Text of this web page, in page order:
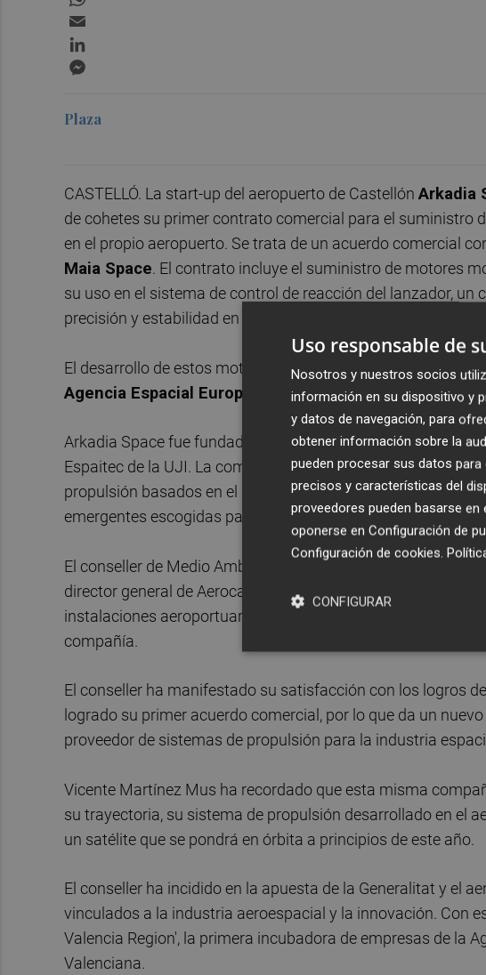
Plaza
CASTELLÓ. La start-up del aeropuerto de Castellón Arkadia
de cohetes su primer contrato comercial para el suministro
en el propio aeropuerto. Se trata de un acuerdo comercial
Maia Space. El contrato incluye el suministro de motores
su uso en el sistema de control de reacción del lanzador,
precisión y estabilidad en la trayectoria del cohete tras el
El desarrollo de estos motores ha sido posible a través de
Agencia Espacial Europea (ESA).
Arkadia Space fue fundada en 2020 y tiene su sede en
Espaitec de la UJI. La compañía está especializada en el
propulsión basados en el uso de combustibles verdes.
emergentes escogidas para formar parte de la incubadora
El conseller de Medio Ambiente, Infraestructuras y
director general de Aerocas, Justo Vellón, ha visitado el
instalaciones aeroportuarias, donde ha mantenido un
compañía.
El conseller ha manifestado su satisfacción con los logros
logrado su primer acuerdo comercial, por lo que da un
proveedor de sistemas de propulsión para la industria
Vicente Martínez Mus ha recordado que esta misma
su trayectoria, su sistema de propulsión desarrollado en el
un satélite que se pondrá en órbita a principios de este año.
El conseller ha incidido en la apuesta de la Generalitat y el
vinculados a la industria aeroespacial y la innovación. Con
Valencia Region', la primera incubadora de empresas de la
Valenciana.
Uso responsable de
Nosotros y nuestros socios
información en su dispositivo y
y datos de navegación, para
obtener información sobre la
pueden procesar sus datos
precisos y características del
proveedores pueden basarse
oponerse en Configuración de
Configuración de cookies.
CONFIGURAR